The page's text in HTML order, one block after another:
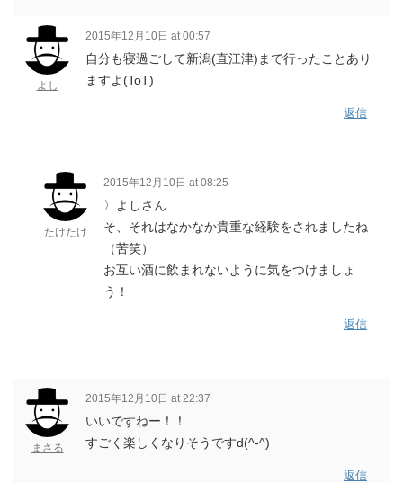
よし
2015年12月10日 at 00:57
自分も寝過ごして新潟(直江津)まで行ったことあり
ますよ(ToT)
返信
たけたけ
2015年12月10日 at 08:25
〉よしさん
そ、それはなかなか貴重な経験をされましたね
（苦笑）
お互い酒に飲まれないように気をつけましょ
う！
返信
まさる
2015年12月10日 at 22:37
いいですねー！！
すごく楽しくなりそうですd(^-^)
返信